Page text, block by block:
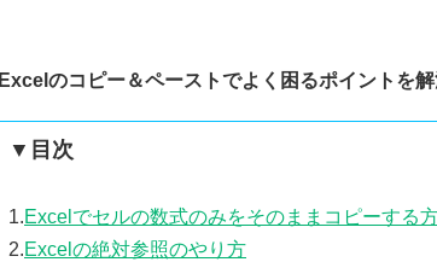
Excelのコピー＆ペーストでよく困るポイントを解
▼目次
1.Excelでセルの数式のみをそのままコピーする
2.Excelの絶対参照のやり方